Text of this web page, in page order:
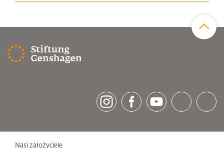
[socialLinksTitle]
Nasi założyciele